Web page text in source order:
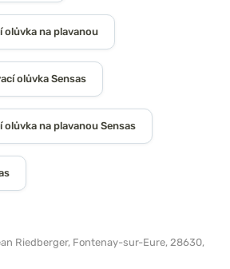
olůvka na plavanou
olůvka Sensas
olůvka na plavanou Sensas
Riedberger, Fontenay-sur-Eure, 28630,